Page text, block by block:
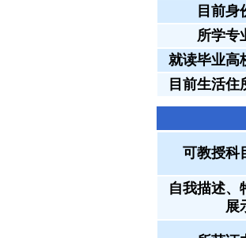
目前身
所学专
就读毕业高
目前生活住
可教授科
自我描述、
展